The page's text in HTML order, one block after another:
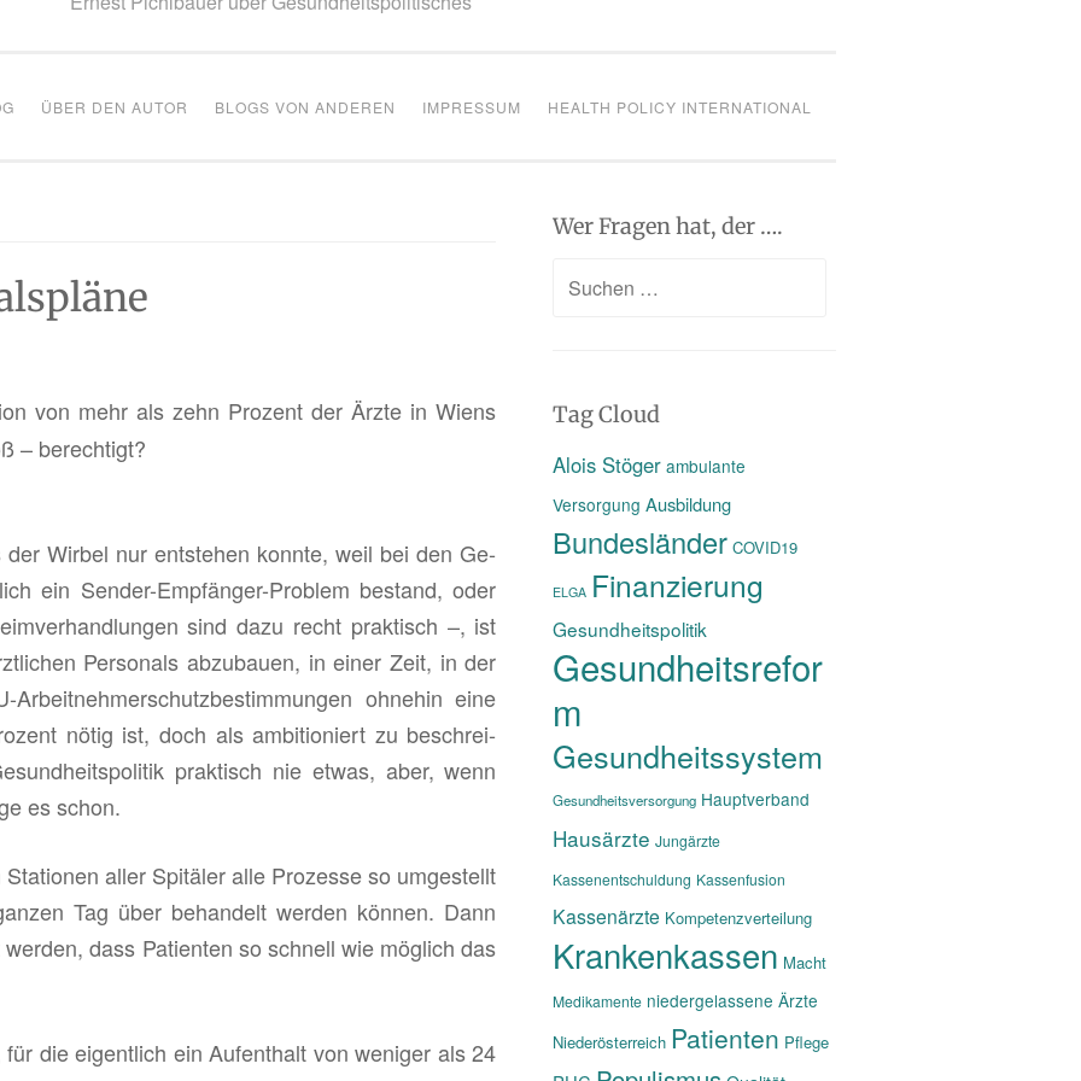
ÜBER DEN AUTOR BLOGS VON ANDEREN IMPRESSUM HEALTH POLICY INTERNATIONAL
von mehr als zehn Pro­zent der Ärzte in Wiens
– be­rech­tigt?
Wir­bel nur ent­ste­hen konn­te, weil bei den Ge­
ein Sen­der-Emp­fän­ger-Pro­blem be­stand, oder
sind dazu recht prak­tisch –, ist
Per­so­nals ab­zu­bau­en, in einer Zeit, in der
oh­ne­hin eine
nötig ist, doch als am­bi­tio­niert zu be­schrei­
prak­tisch nie etwas, aber, wenn
es schon.
aller Spi­tä­ler alle Pro­zes­se so um­ge­stellt
Tag über be­han­delt wer­den kön­nen. Dann
dass Pa­ti­en­ten so schnell wie mög­lich das
die ei­gent­lich ein Auf­ent­halt von we­ni­ger als 24
Wer Fragen hat, der ….
Suchen
Tag Cloud
Alois Stöger ambulante
Versorgung Ausbildung
Bundesländer COVID19
ELGA Finanzierung
Gesundheitspolitik
Gesundheitsrefor
m
Gesundheitssystem
Gesundheitsversorgung Hauptverband
Hausärzte Jungärzte
Kassenentschuldung Kassenfusion
Kassenärzte Kompetenzverteilung
Krankenkassen Macht
Medikamente niedergelassene Ärzte
Niederösterreich Patienten Pflege